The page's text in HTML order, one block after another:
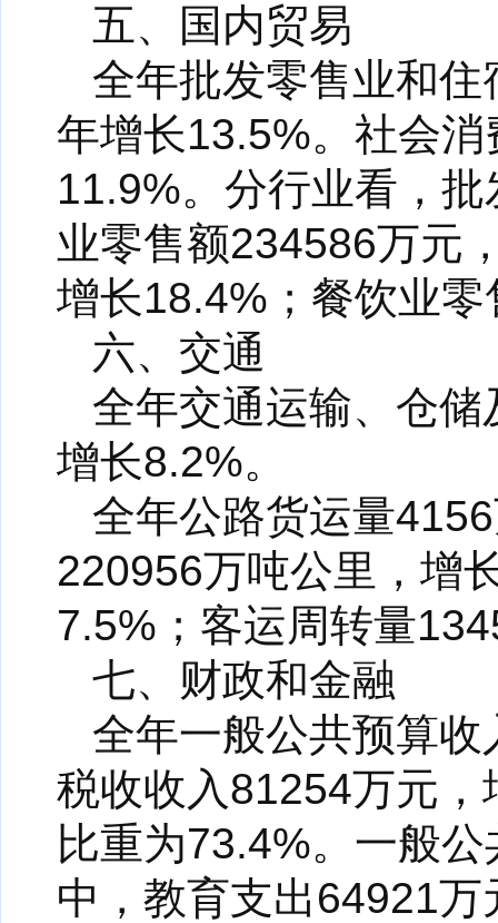
五、国内贸易
全年批发零售业和
年增长13.5%。社会
11.9%。分行业看，
业零售额234586万元
增长18.4%；餐饮业
六、交通
全年交通运输、仓
增长8.2%。
全年公路货运量
220956万吨公里，增
7.5%；客运周转量
七、财政和金融
全年一般公共预算
税收收入81254万元
比重为73.4%。一般
中，教育支出64921